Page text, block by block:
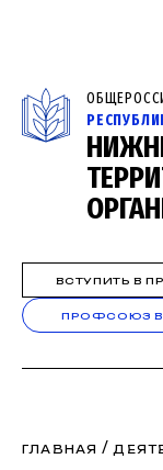
ВСТУПИТЬ В
ПРОФСОЮЗ В
ГЛАВНАЯ /